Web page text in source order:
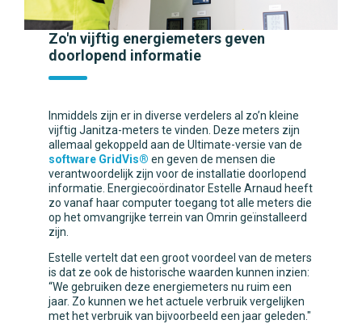
Zo'n vijftig energiemeters geven
doorlopend informatie
Inmiddels zijn er in diverse verdelers al zo’n kleine
vijftig Janitza-meters te vinden. Deze meters zijn
allemaal gekoppeld aan de Ultimate-versie van de
software GridVis® en geven de mensen die
verantwoordelijk zijn voor de installatie doorlopend
informatie. Energiecoördinator Estelle Arnaud heeft
zo vanaf haar computer toegang tot alle meters die
op het omvangrijke terrein van Omrin geïnstalleerd
zijn.
Estelle vertelt dat een groot voordeel van de meters
is dat ze ook de historische waarden kunnen inzien:
“We gebruiken deze energiemeters nu ruim een
jaar. Zo kunnen we het actuele verbruik vergelijken
met het verbruik van bijvoorbeeld een jaar geleden."